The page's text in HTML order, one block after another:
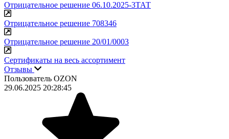
Отрицательное решение 06.10.2025-3ТАТ
Отрицательное решение 708346
Отрицательное решение 20/01/0003
Сертификаты на весь ассортимент
Отзывы
Пользователь OZON
29.06.2025 20:28:45